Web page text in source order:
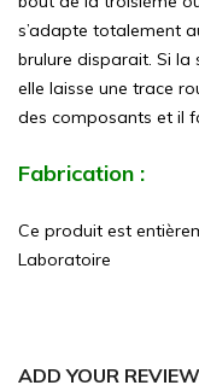
s’adapte totalement
brulure disparait. Si la
elle laisse une trace
des composants et il
Fabrication :
Ce produit est
Laboratoire
ADD YOUR REVIEW